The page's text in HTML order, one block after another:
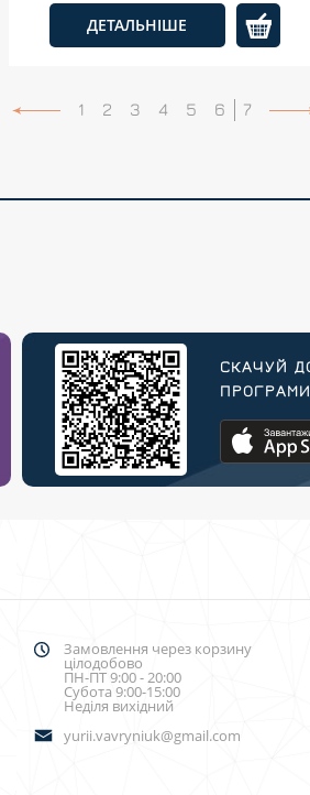
ДЕТАЛЬНІШЕ
1 2 3 4 5 6 7
СКАЧУЙ
Замовлення через корзину
цілодобово
ПН-ПТ 9:00 - 20:00
Субота 9:00-15:00
Неділя вихідний
yurii.vavryniuk@gmail.com